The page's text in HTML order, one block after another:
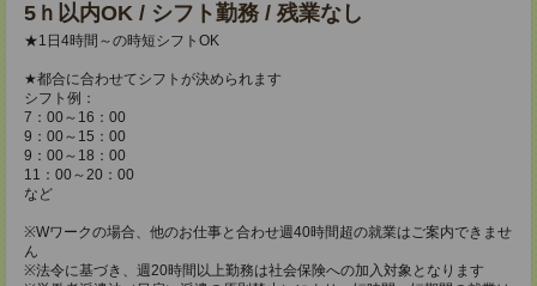
5ｈ以内OK / シフト勤務 / 残業なし
★1日4時間～の時短シフトOK
★都合に合わせてシフトが決められます
シフト例：
7：00～16：00
9：00～15：00
9：00～18：00
11：00～20：00
など
※Wワークの場合、他のお仕事と合わせ週40時間超の就業はご案内できませ
ん
※法令に基づき、週20時間以上勤務は社会保険への加入対象となります